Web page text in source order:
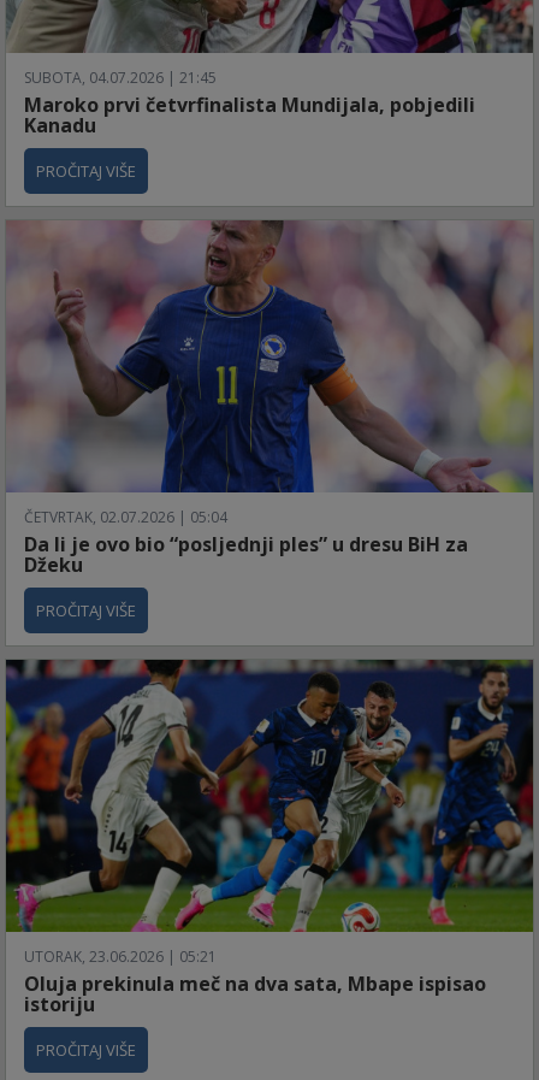
SUBOTA, 04.07.2026 | 21:45
Maroko prvi četvrfinalista Mundijala, pobjedili
Kanadu
PROČITAJ VIŠE
ČETVRTAK, 02.07.2026 | 05:04
Da li je ovo bio “posljednji ples” u dresu BiH za
Džeku
PROČITAJ VIŠE
UTORAK, 23.06.2026 | 05:21
Oluja prekinula meč na dva sata, Mbape ispisao
istoriju
PROČITAJ VIŠE